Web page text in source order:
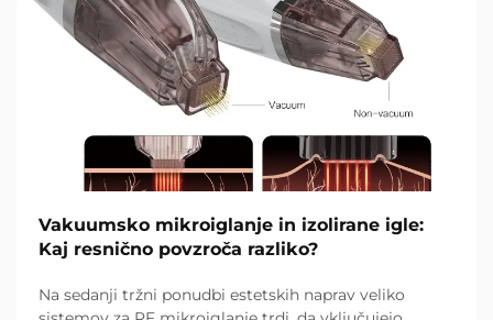
Vakuumsko mikroiglanje in izolirane igle:
Kaj resnično povzroča razliko?
Na sedanji tržni ponudbi estetskih naprav veliko